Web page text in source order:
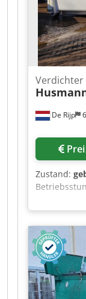
De Rijp
Verdichter
Zustand:
Husmann
Baujahr: